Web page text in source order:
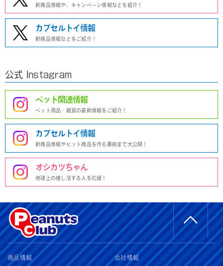
新商品情報や、キャンペーン情報などを紹介！
カプセルトイ情報
新商品情報などをご紹介！
公式 Instagram
ペット関連情報
ペット用品・雑貨の最新情報をご紹介！
カプセルトイ情報
新商品情報やヒット商品を作る裏側まで大公開！
オシカツちゃん
地球上の推し活する人を応援！
商品情報 会社情報